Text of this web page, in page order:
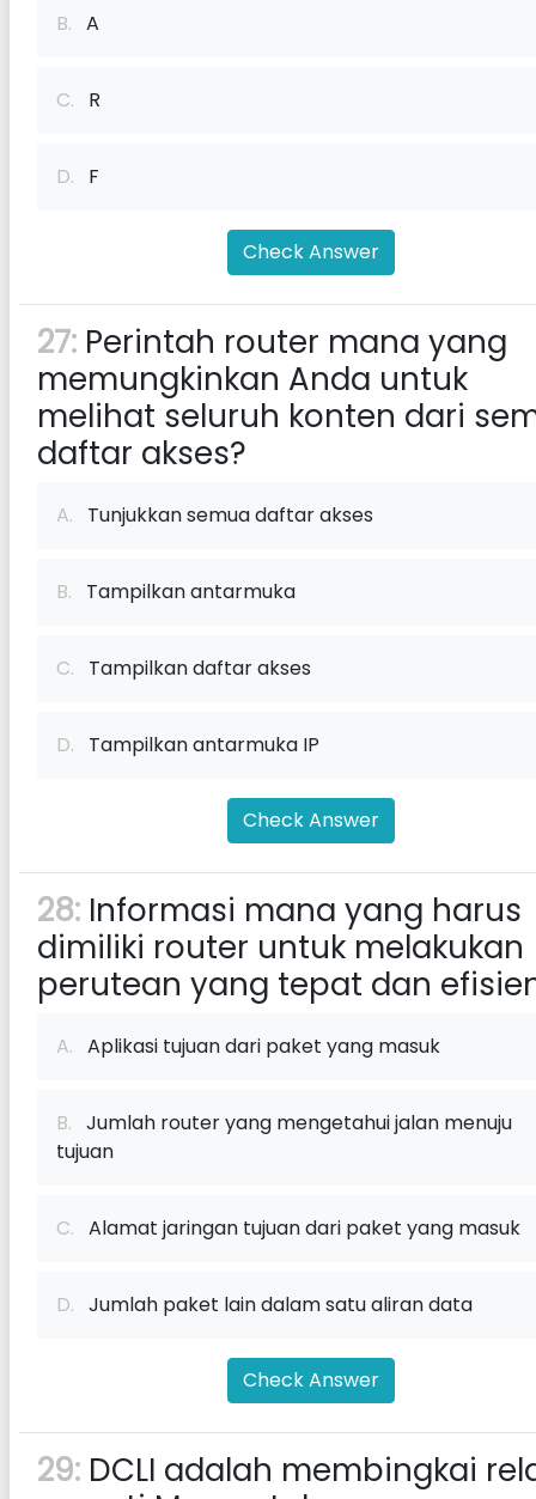
B. A
C. R
D. F
Check Answer
27: Perintah router mana yang
memungkinkan Anda untuk
melihat seluruh konten dari
daftar akses?
A. Tunjukkan semua daftar akses
B. Tampilkan antarmuka
C. Tampilkan daftar akses
D. Tampilkan antarmuka IP
Check Answer
28: Informasi mana yang harus
dimiliki router untuk melakukan
perutean yang tepat dan
A. Aplikasi tujuan dari paket yang masuk
B. Jumlah router yang mengetahui jalan menuju
tujuan
C. Alamat jaringan tujuan dari paket yang masuk
D. Jumlah paket lain dalam satu aliran data
Check Answer
29: DCLI adalah membingkai